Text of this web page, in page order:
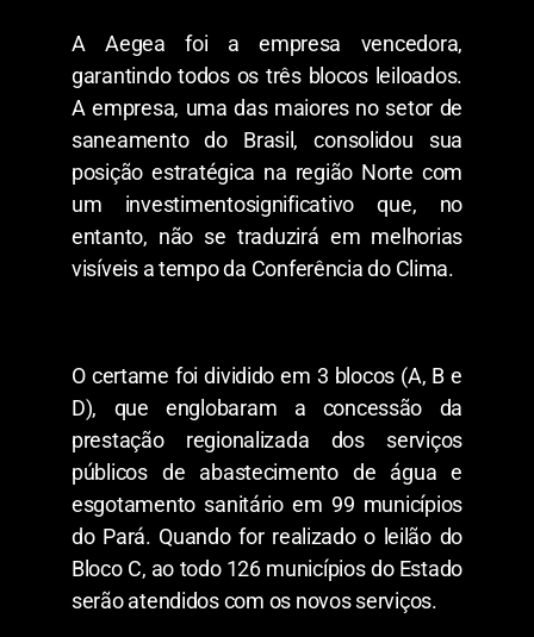
A Aegea foi a empresa vencedora,
garantindo todos os três blocos leiloados.
A empresa, uma das maiores no setor de
saneamento do Brasil, consolidou sua
posição estratégica na região Norte com
um investimentosignificativo que, no
entanto, não se traduzirá em melhorias
visíveis a tempo da Conferência do Clima.
O certame foi dividido em 3 blocos (A, B e
D), que englobaram a concessão da
prestação regionalizada dos serviços
públicos de abastecimento de água e
esgotamento sanitário em 99 municípios
do Pará. Quando for realizado o leilão do
Bloco C, ao todo 126 municípios do Estado
serão atendidos com os novos serviços.